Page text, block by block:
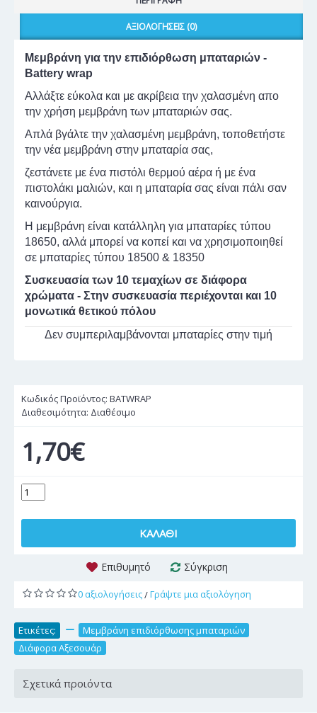
ΑΞΙΟΛΟΓΉΣΕΙΣ (0)
Μεμβράνη για την επιδιόρθωση μπαταριών -
Battery wrap
Αλλάξτε εύκολα και με ακρίβεια την χαλασμένη απο
την χρήση μεμβράνη των μπαταριών σας.
Απλά βγάλτε την χαλασμένη μεμβράνη, τοποθετήστε
την νέα μεμβράνη στην μπαταρία σας,
ζεστάνετε με ένα πιστόλι θερμού αέρα ή με ένα
πιστολάκι μαλιών, και η μπαταρία σας είναι πάλι σαν
καινούργια.
Η μεμβράνη είναι κατάλληλη για μπαταρίες τύπου
18650, αλλά μπορεί να κοπεί και να χρησιμοποιηθεί
σε μπαταρίες τύπου 18500 & 18350
Συσκευασία των 10 τεμαχίων σε διάφορα
χρώματα - Στην συσκευασία περιέχονται και 10
μονωτικά θετικού πόλου
Δεν συμπεριλαμβάνονται μπαταρίες στην τιμή
Κωδικός Προϊόντος: BATWRAP
Διαθεσιμότητα: Διαθέσιμο
1,70€
ΚΑΛΆΘΙ
Επιθυμητό Σύγκριση
0 αξιολογήσεις/Γράψτε μια αξιολόγηση
Ετικέτες: Μεμβράνη επιδιόρθωσης μπαταριών
Διάφορα Αξεσουάρ
Σχετικά προιόντα